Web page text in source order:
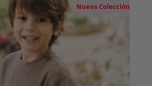
Nueva Colección